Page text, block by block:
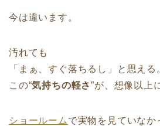
今は違います。
汚れても
「まぁ、すぐ落ちるし」と思える
この“気持ちの軽さ”が、想像以上
ショールーム で実物を見ていなか